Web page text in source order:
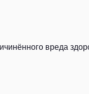
вреда